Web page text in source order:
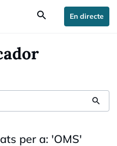
search En directe
search
per a: 'OMS'